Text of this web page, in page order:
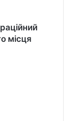
місця